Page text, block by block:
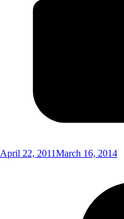
April 22, 2011March 16, 2014